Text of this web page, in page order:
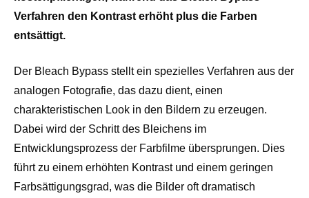
Verfahren den Kontrast erhöht plus die Farben
entsättigt.
Der Bleach Bypass stellt ein spezielles Verfahren aus der
analogen Fotografie, das dazu dient, einen
charakteristischen Look in den Bildern zu erzeugen.
Dabei wird der Schritt des Bleichens im
Entwicklungsprozess der Farbfilme übersprungen. Dies
führt zu einem erhöhten Kontrast und einem geringen
Farbsättigungsgrad, was die Bilder oft dramatisch